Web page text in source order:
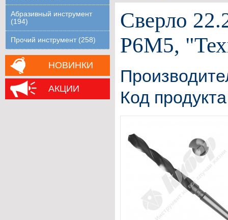
Абразивный инструмент
(194)
Прочий инструмент (258)
НОВИНКИ
АКЦИИ
Сверло
Р6М5,
Код